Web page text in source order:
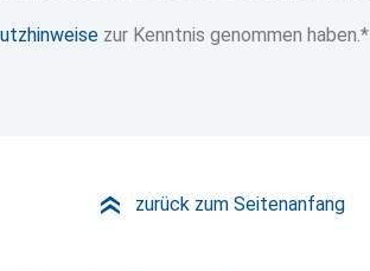
zur Kenntnis genommen haben.*
» zurück zum Seitenanfang